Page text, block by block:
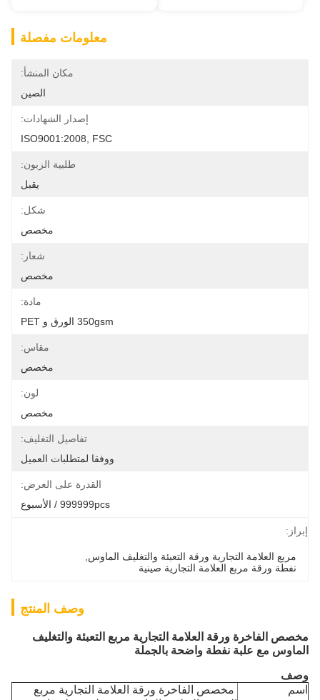
معلومات مفصلة
مكان المنشأ:
الصين
إصدار الشهادات:
ISO9001:2008, FSC
طلبية الزبون:
يقبل
شكل:
مخصص
شعار:
مخصص
مادة:
350gsm الورق و PET
مقاس:
مخصص
لون:
مخصص
تفاصيل التغليف:
ووفقا لمتطلبات العميل
القدرة على العرض:
999999pcs / الأسبوع
إبراز:
مربع العلامة التجارية ورقة التعبئة والتغليف الماوس ,
نفطة ورقة مربع العلامة التجارية صينية
وصف المنتج
مخصص الفاخرة ورقة العلامة التجارية مربع التعبئة والتغليف
الماوس مع علبة نفطة واضحة بالجملة
وصف
اسم
مخصص الفاخرة ورقة العلامة التجارية مربع